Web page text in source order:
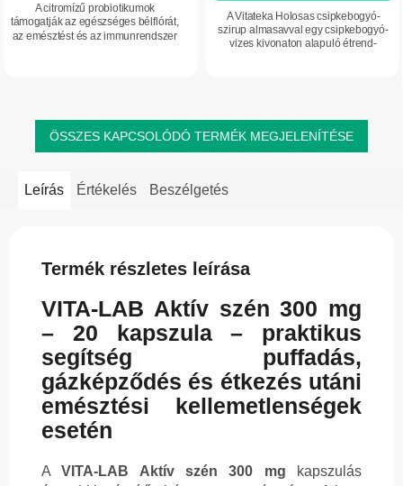
A citromízű probiotikumok
támogatják az egészséges bélflórát,
az emésztést és az immunrendszer
A Vitateka Holosas csipkebogyó-
szirup almasavval egy csipkebogyó-
vizes kivonaton alapuló étrend-
ÖSSZES KAPCSOLÓDÓ TERMÉK MEGJELENÍTÉSE
Leírás Értékelés Beszélgetés
Termék részletes leírása
VITA-LAB Aktív szén 300 mg
– 20 kapszula – praktikus
segítség puffadás,
gázképződés és étkezés utáni
emésztési kellemetlenségek
esetén
AVITA-LAB Aktív szén 300 mg kapszulás